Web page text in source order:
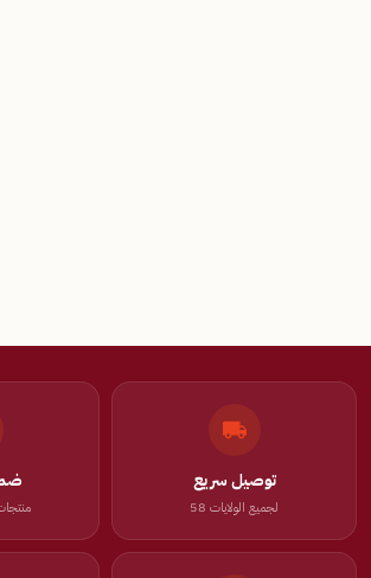
توصيل سريع
لجميع الولايات 58 منتجات